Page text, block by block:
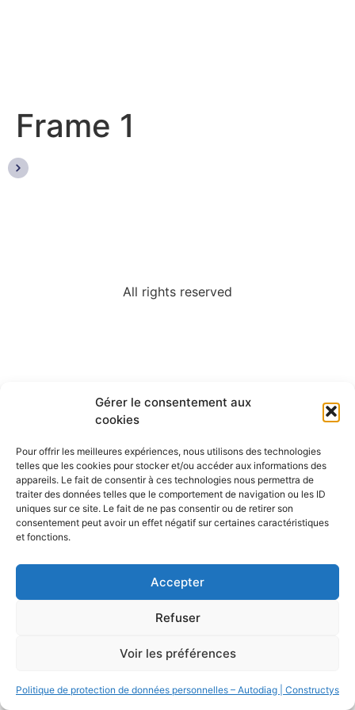
Gérer le consentement aux
cookies
Pour offrir les meilleures expériences, nous utilisons des technologies
telles que les cookies pour stocker et/ou accéder aux informations des
appareils. Le fait de consentir à ces technologies nous permettra de
traiter des données telles que le comportement de navigation ou les ID
uniques sur ce site. Le fait de ne pas consentir ou de retirer son
consentement peut avoir un effet négatif sur certaines caractéristiques
et fonctions.
Accepter
Refuser
Voir les préférences
Politique de protection de données personnelles – Autodiag | Constructys
Frame 1
All rights reserved